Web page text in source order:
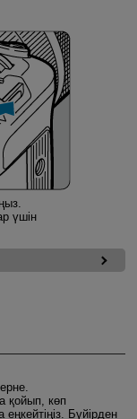
үшін
қойып, көп
Бүйірден